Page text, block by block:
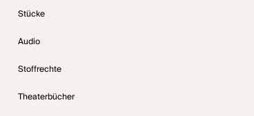
Stücke
Audio
Stoffrechte
Theaterbücher